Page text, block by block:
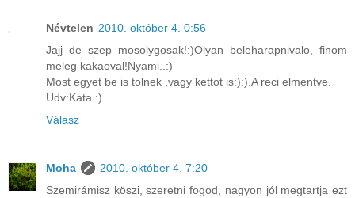
Névtelen 2010. október 4. 0:56
Jajj de szep mosolygosak!:)Olyan beleharapnivalo, finom
meleg kakaoval!Nyami..:)
Most egyet be is tolnek ,vagy kettot is:):).A reci elmentve.
Udv:Kata :)
Válasz
Moha
2010. október 4. 7:20
Szemirámisz köszi, szeretni fogod, nagyon jól megtartja ezt